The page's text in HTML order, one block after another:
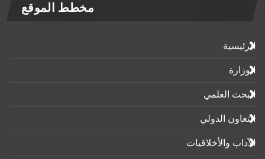
مخطط الموقع
الرئيسية
الوزارة
البحث العلمي
التعاون الدولي
الآداب واﻷخلاقيات